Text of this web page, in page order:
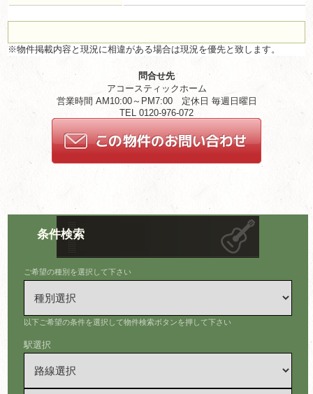
条件検索
ご希望の種別を選択して下さい
以下ご希望の条件を選択して物件検索ボタンを押して下さい
駅選択
※物件掲載内容と現況に相違がある場合は現況を優先と致します。
問合せ先
アコースティックホーム
営業時間 AM10:00～PM7:00 定休日 毎週日曜日
TEL 0120-976-072